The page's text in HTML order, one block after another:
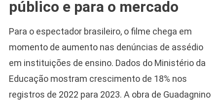
público e para o mercado
Para o espectador brasileiro, o filme chega em
momento de aumento nas denúncias de assédio
em instituições de ensino. Dados do Ministério da
Educação mostram crescimento de 18% nos
registros de 2022 para 2023. A obra de Guadagnino